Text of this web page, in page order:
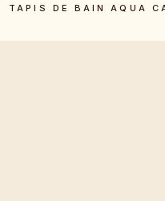
Le showroom
TAPIS DE BAIN AQUA